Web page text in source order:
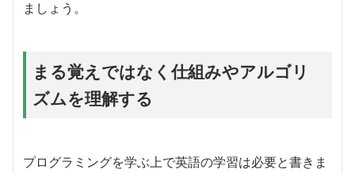
ましょう。
まる覚えではなく仕組みやアルゴリ
ズムを理解する
プログラミングを学ぶ上で英語の学習は必要と書きま